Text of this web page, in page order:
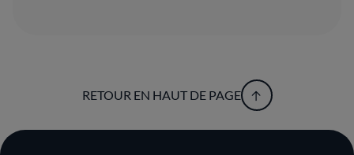
RETOUR EN HAUT DE PAGE